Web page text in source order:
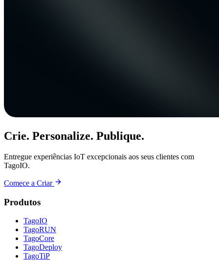
Crie. Personalize. Publique.
Entregue experiências IoT excepcionais aos seus clientes com
TagoIO.
Comece a Criar
Produtos
TagoIO
TagoRUN
TagoCore
TagoDeploy
TagoTiP